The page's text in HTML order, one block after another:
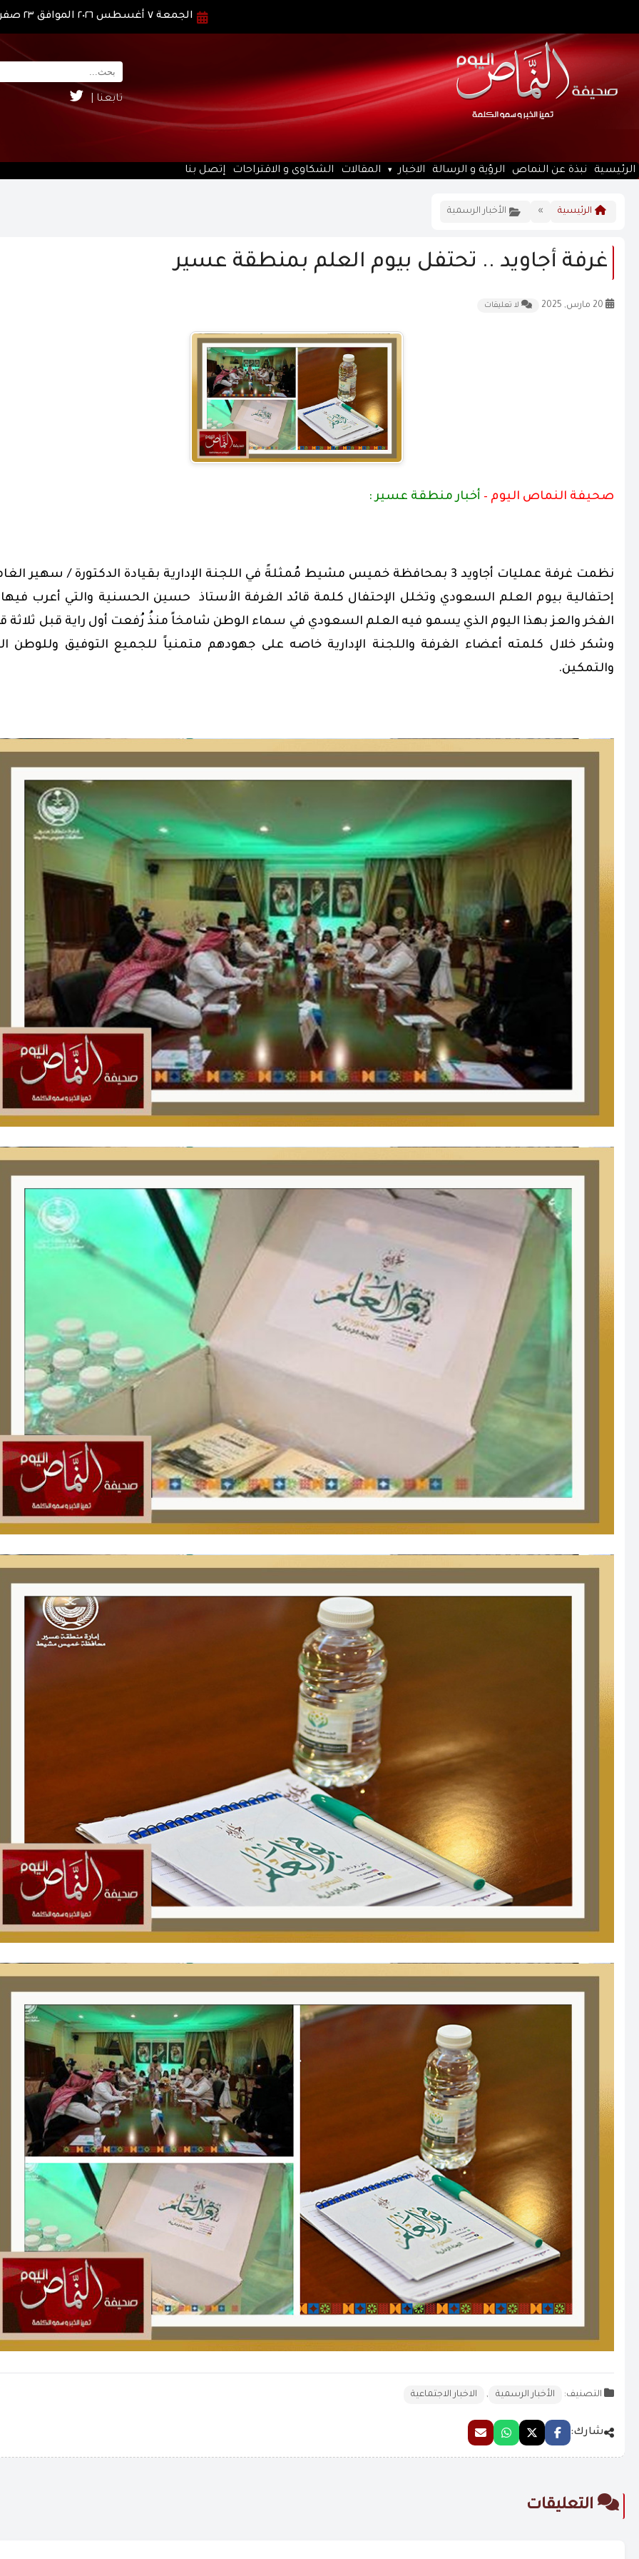
الجمعة ٧ أغسطس ٢٠٢٦ الموافق ٢٣ صفر ١٤٤٨ هـ
تابعنا |
الرئيسية نبذة عن النماص الرؤية و الرسالة الاخبار المقالات الشكاوى و الاقتراحات إتصل بنا
الرئيسية » الأخبار الرسمية
غرفة أجاويد .. تحتفل بيوم العلم بمنطقة عسير
لا تعليقات
صحيفة النماص اليوم – أخبار منطقة عسير :
نظمت غرفة عمليات أجاويد 3 بمحافظة خميس مشيط مُمثلةً في اللجنة الإدارية بقيادة الدكتورة / سهير
إحتفالية بيوم العلم السعودي وتخلل الإحتفال كلمة قائد الغرفة الأستاذ حسين الحسنية والتي أعرب
الفخر والعز بهذا اليوم الذي يسمو فيه العلم السعودي في سماء الوطن شامخاً منذُ رُفعت أول راية قبل ثلاثة
وشكر خلال كلمته أعضاء الغرفة واللجنة الإدارية خاصه على جهودهم متمنياً للجميع التوفيق وللوطن
والتمكين.
التصنيف: الأخبار الرسمية , الاخبار الاجتماعية
شارك:
التعليقات